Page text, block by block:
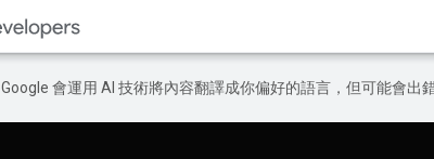
Google 會運用 AI 技術將內容翻譯成你偏好的語言，但可能會出錯